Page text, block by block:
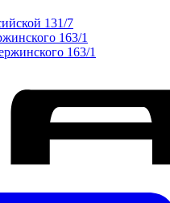
131/7
163/1
163/1